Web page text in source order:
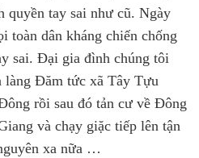
quyền tay sai như cũ. Ngày
toàn dân kháng chiến chống
sai. Đại gia đình chúng tôi
làng Đăm tức xã Tây Tựu
rồi sau đó tản cư về Đông
và chạy giặc tiếp lên tận
xa nữa …